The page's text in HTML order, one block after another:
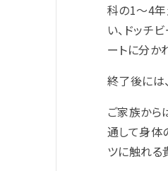
科の1～4年
い、ドッチ
ートに分か
終了後には
ご家族から
通して身体
ツに触れる